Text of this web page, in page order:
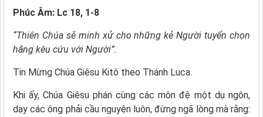
Phúc Âm: Lc 18, 1-8
“Thiên Chúa sẽ minh xử cho những kẻ Người tuyển chọn
hằng kêu cứu với Người”.
Tin Mừng Chúa Giêsu Kitô theo Thánh Luca.
Khi ấy, Chúa Giêsu phán cùng các môn đệ một dụ ngôn,
dạy các ông phải cầu nguyện luôn, đừng ngã lòng mà rằng: